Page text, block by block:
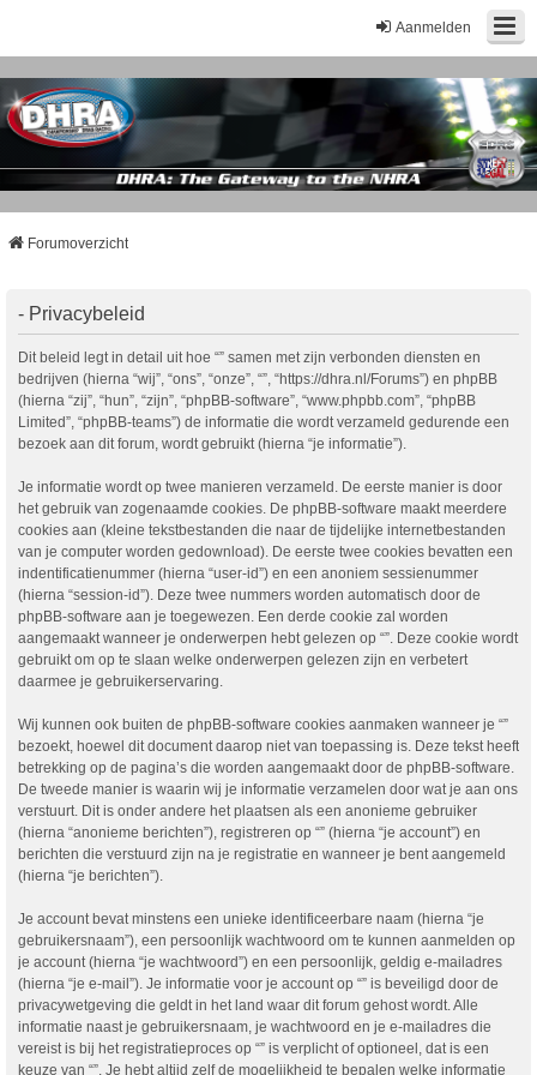
Aanmelden
Forumoverzicht
- Privacybeleid
Dit beleid legt in detail uit hoe “” samen met zijn verbonden diensten en
bedrijven (hierna “wij”, “ons”, “onze”, “”, “https://dhra.nl/Forums”) en phpBB
(hierna “zij”, “hun”, “zijn”, “phpBB-software”, “www.phpbb.com”, “phpBB
Limited”, “phpBB-teams”) de informatie die wordt verzameld gedurende een
bezoek aan dit forum, wordt gebruikt (hierna “je informatie”).
Je informatie wordt op twee manieren verzameld. De eerste manier is door
het gebruik van zogenaamde cookies. De phpBB-software maakt meerdere
cookies aan (kleine tekstbestanden die naar de tijdelijke internetbestanden
van je computer worden gedownload). De eerste twee cookies bevatten een
indentificatienummer (hierna “user-id”) en een anoniem sessienummer
(hierna “session-id”). Deze twee nummers worden automatisch door de
phpBB-software aan je toegewezen. Een derde cookie zal worden
aangemaakt wanneer je onderwerpen hebt gelezen op “”. Deze cookie wordt
gebruikt om op te slaan welke onderwerpen gelezen zijn en verbetert
daarmee je gebruikerservaring.
Wij kunnen ook buiten de phpBB-software cookies aanmaken wanneer je “”
bezoekt, hoewel dit document daarop niet van toepassing is. Deze tekst heeft
betrekking op de pagina’s die worden aangemaakt door de phpBB-software.
De tweede manier is waarin wij je informatie verzamelen door wat je aan ons
verstuurt. Dit is onder andere het plaatsen als een anonieme gebruiker
(hierna “anonieme berichten”), registreren op “” (hierna “je account”) en
berichten die verstuurd zijn na je registratie en wanneer je bent aangemeld
(hierna “je berichten”).
Je account bevat minstens een unieke identificeerbare naam (hierna “je
gebruikersnaam”), een persoonlijk wachtwoord om te kunnen aanmelden op
je account (hierna “je wachtwoord”) en een persoonlijk, geldig e-mailadres
(hierna “je e-mail”). Je informatie voor je account op “” is beveiligd door de
privacywetgeving die geldt in het land waar dit forum gehost wordt. Alle
informatie naast je gebruikersnaam, je wachtwoord en je e-mailadres die
vereist is bij het registratieproces op “” is verplicht of optioneel, dat is een
keuze van “”. Je hebt altijd zelf de mogelijkheid te bepalen welke informatie